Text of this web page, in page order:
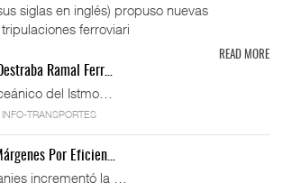
siglas en inglés) propuso nuevas
ferroviari
READ MORE
Ramal Ferr…
del Istmo…
INFO-TRANSPORTES
Por Eficien…
incrementó la …